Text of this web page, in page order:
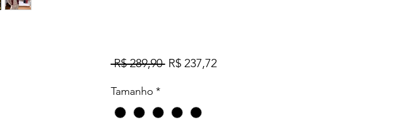
R$ 289,90 Preço
R$ 237,72Preço
Tamanho *